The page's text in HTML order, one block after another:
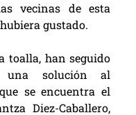
vecinas de esta
gustado.
toalla, han seguido
una solución al
se encuentra el
Diez-Caballero,